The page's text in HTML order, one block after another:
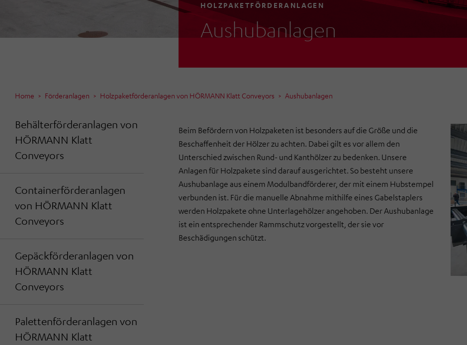
HOLZPAKETFÖRDERANLAGEN
Aushubanlagen
Home Förderanlagen Holzpaketförderanlagen von HÖRMANN Klatt Conveyors Aushubanlagen
Behälterförderanlagen von
HÖRMANN Klatt
Conveyors
Containerförderanlagen
von HÖRMANN Klatt
Conveyors
Gepäckförderanlagen von
HÖRMANN Klatt
Conveyors
Palettenförderanlagen von
HÖRMANN Klatt
Beim Befördern von Holzpaketen ist besonders auf die Größe und die
Beschaffenheit der Hölzer zu achten. Dabei gilt es vor allem den
Unterschied zwischen Rund- und Kanthölzer zu bedenken. Unsere
Anlagen für Holzpakete sind darauf ausgerichtet. So besteht unsere
Aushubanlage aus einem Modulbandförderer, der mit einem Hubstempel
verbunden ist. Für die manuelle Abnahme mithilfe eines Gabelstaplers
werden Holzpakete ohne Unterlagehölzer angehoben. Der Aushubanlage
ist ein entsprechender Rammschutz vorgestellt, der sie vor
Beschädigungen schützt.